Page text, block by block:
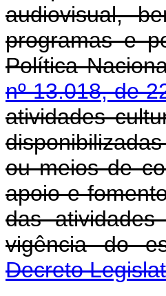
audiovisual,
programas e
Política
nº 13.018, de
atividades
ou meios de
apoio e
das
vigência do
Decreto